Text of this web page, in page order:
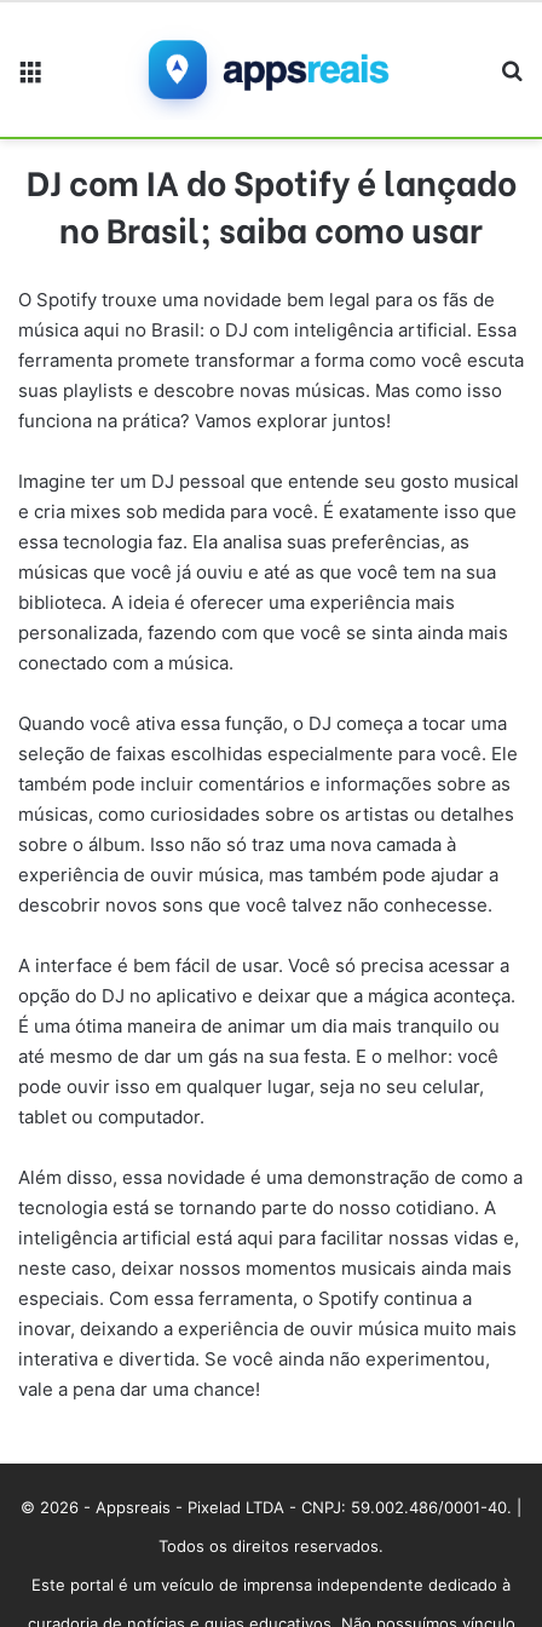
DJ com IA do Spotify é lançado
no Brasil; saiba como usar
O Spotify trouxe uma novidade bem legal para os fãs de
música aqui no Brasil: o DJ com inteligência artificial. Essa
ferramenta promete transformar a forma como você escuta
suas playlists e descobre novas músicas. Mas como isso
funciona na prática? Vamos explorar juntos!
Imagine ter um DJ pessoal que entende seu gosto musical
e cria mixes sob medida para você. É exatamente isso que
essa tecnologia faz. Ela analisa suas preferências, as
músicas que você já ouviu e até as que você tem na sua
biblioteca. A ideia é oferecer uma experiência mais
personalizada, fazendo com que você se sinta ainda mais
conectado com a música.
Quando você ativa essa função, o DJ começa a tocar uma
seleção de faixas escolhidas especialmente para você. Ele
também pode incluir comentários e informações sobre as
músicas, como curiosidades sobre os artistas ou detalhes
sobre o álbum. Isso não só traz uma nova camada à
experiência de ouvir música, mas também pode ajudar a
descobrir novos sons que você talvez não conhecesse.
A interface é bem fácil de usar. Você só precisa acessar a
opção do DJ no aplicativo e deixar que a mágica aconteça.
É uma ótima maneira de animar um dia mais tranquilo ou
até mesmo de dar um gás na sua festa. E o melhor: você
pode ouvir isso em qualquer lugar, seja no seu celular,
tablet ou computador.
Além disso, essa novidade é uma demonstração de como a
tecnologia está se tornando parte do nosso cotidiano. A
inteligência artificial está aqui para facilitar nossas vidas e,
neste caso, deixar nossos momentos musicais ainda mais
especiais. Com essa ferramenta, o Spotify continua a
inovar, deixando a experiência de ouvir música muito mais
interativa e divertida. Se você ainda não experimentou,
vale a pena dar uma chance!
© 2026 - Appsreais - Pixelad LTDA - CNPJ: 59.002.486/0001-40. |
Todos os direitos reservados.
Este portal é um veículo de imprensa independente dedicado à
curadoria de notícias e guias educativos. Não possuímos vínculo